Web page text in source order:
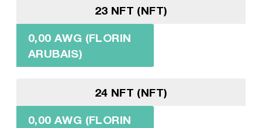
23 NFT (NFT)
0,00 AWG (FLORIN
ARUBAIS)
24 NFT (NFT)
0,00 AWG (FLORIN